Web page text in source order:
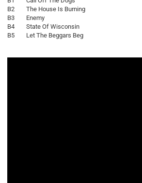
B2 The House Is Burning
B3 Enemy
B4 State Of Wisconsin
B5 Let The Beggars Beg